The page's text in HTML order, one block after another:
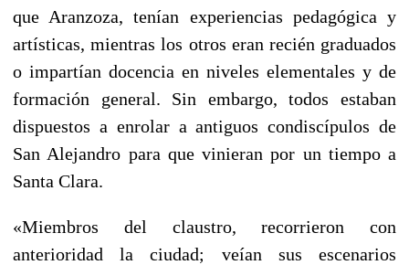
que Aranzoza, tenían experiencias pedagógica y
artísticas, mientras los otros eran recién graduados
o impartían docencia en niveles elementales y de
formación general. Sin embargo, todos estaban
dispuestos a enrolar a antiguos condiscípulos de
San Alejandro para que vinieran por un tiempo a
Santa Clara.
«Miembros del claustro, recorrieron con
anterioridad la ciudad; veían sus escenarios